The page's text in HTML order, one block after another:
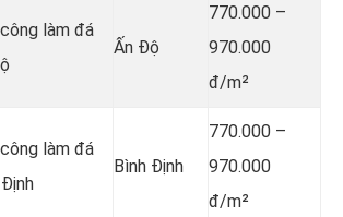
làm đá
Ấn Độ
770.000 –
970.000
đ/m²
làm đá
Bình Định
770.000 –
970.000
đ/m²